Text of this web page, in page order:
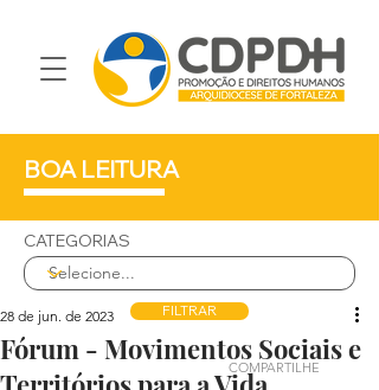
BOA LEITURA
Fórum - Movimentos Sociais e
28 de jun. de 2023
COMPARTILHE
CATEGORIAS
FILTRAR